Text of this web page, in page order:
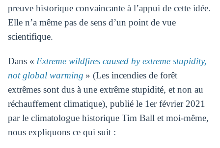
preuve historique convaincante à l’appui de cette idée.
Elle n’a même pas de sens d’un point de vue
scientifique.
Dans « Extreme wildfires caused by extreme stupidity,
not global warming » (Les incendies de forêt
extrêmes sont dus à une extrême stupidité, et non au
réchauffement climatique), publié le 1er février 2021
par le climatologue historique Tim Ball et moi-même,
nous expliquons ce qui suit :